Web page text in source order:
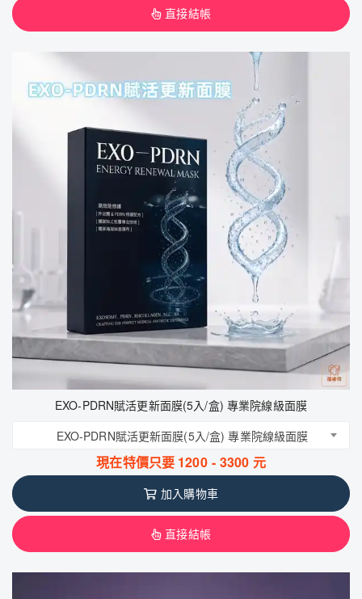
直接結帳
EXO-PDRN賦活更新面膜(5入/盒) 專業院線級面膜
EXO-PDRN賦活更新面膜(5入/盒) 專業院線級面膜
現在特價只要 1200 - 3300 元
加入購物車
直接結帳